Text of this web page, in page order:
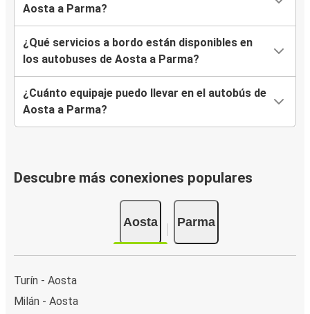
Aosta a Parma?
¿Qué servicios a bordo están disponibles en
los autobuses de Aosta a Parma?
¿Cuánto equipaje puedo llevar en el autobús de
Aosta a Parma?
Descubre más conexiones populares
Aosta Parma
Turín - Aosta
Milán - Aosta